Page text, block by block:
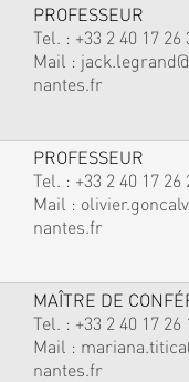
PROFESSEUR
Tel. : +33 2 40 17 26
Mail :
nantes.fr
PROFESSEUR
Tel. : +33 2 40 17 26
Mail :
nantes.fr
MAÎTRE DE
Tel. : +33 2 40 17 26
Mail :
nantes.fr